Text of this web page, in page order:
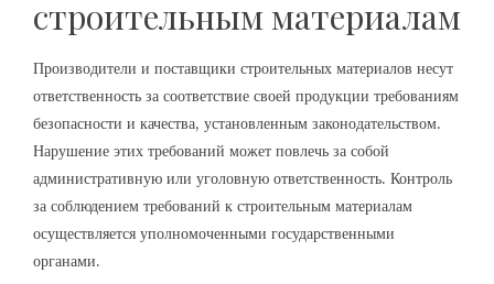
строительным материалам
Производители и поставщики строительных материалов несут
ответственность за соответствие своей продукции требованиям
безопасности и качества, установленным законодательством.
Нарушение этих требований может повлечь за собой
административную или уголовную ответственность. Контроль
за соблюдением требований к строительным материалам
осуществляется уполномоченными государственными
органами.